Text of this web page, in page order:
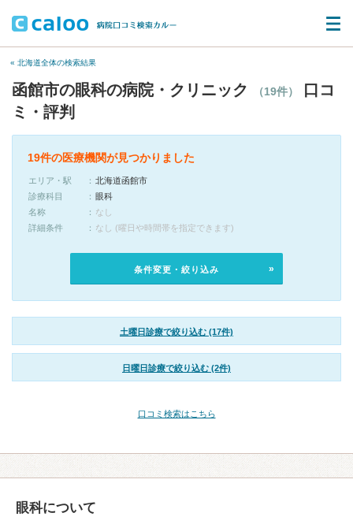
« 北海道全体の検索結果
函館市の眼科の病院・クリニック （19件）
口コ
ミ・評判
19件の医療機関が見つかりました
エリア・駅
北海道函館市
診療科目
眼科
名称
なし
詳細条件
なし (曜日や時間帯を指定できます)
条件変更・絞り込み
土曜日診療で絞り込む (17件)
日曜日診療で絞り込む (2件)
口コミ検索はこちら
眼科について